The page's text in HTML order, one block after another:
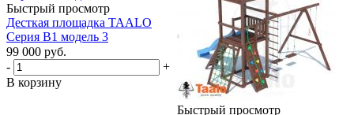
Быстрый просмотр
Десткая площадка TAALO
Серия В1 модель 3
99 000 руб.
-
+
В корзину
Быстрый просмотр